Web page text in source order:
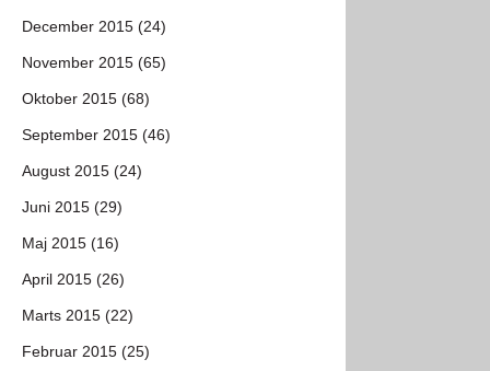
December 2015 (24)
November 2015 (65)
Oktober 2015 (68)
September 2015 (46)
August 2015 (24)
Juni 2015 (29)
Maj 2015 (16)
April 2015 (26)
Marts 2015 (22)
Februar 2015 (25)